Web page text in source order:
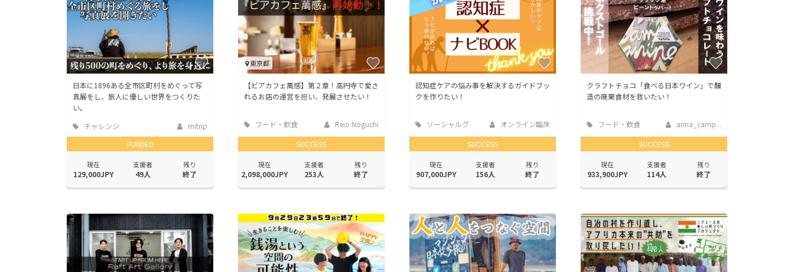
日本に1896ある全市区町村をめぐって写
真展をし、旅人に優しい世界をつくりた
い。
チャレンジ
mitrip
FUNDED
現在
129,000JPY
支援者
49人
残り
終了
東京都
【ビアカフェ萬感】第２章！高円寺で愛さ
れるお店の運営を担い、発展させたい！
フード・飲食
店
Reio Noguchi
SUCCESS
現在
2,098,000JPY
支援者
253人
残り
終了
認知症ケアの悩み事を解決するガイドブッ
クを作りたい！
ソーシャルグ
ッド
オンライン臨床
SUCCESS
現在
907,000JPY
支援者
156人
残り
終了
クラフトチョコ「食べる日本ワイン」で醸
造の廃棄食材を救いたい！
フード・飲食
店
anna_camp...
SUCCESS
現在
933,900JPY
支援者
114人
残り
終了